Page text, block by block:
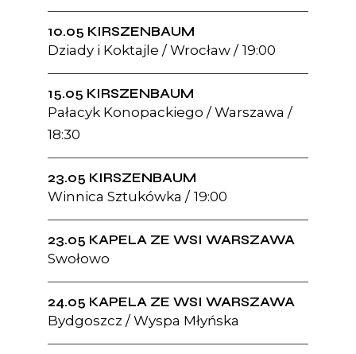
10.05 KIRSZENBAUM
Dziady i Koktajle / Wrocław 19:00
15.05 KIRSZENBAUM
Pałacyk Konopackiego / Warszawa
18:30
23.05 KIRSZENBAUM
Winnica Sztukówka 19:00
23.05 KAPELA ZE WSI WARSZAWA
Swołowo
24.05 KAPELA ZE WSI WARSZAWA
Bydgoszcz / Wyspa Młyńska